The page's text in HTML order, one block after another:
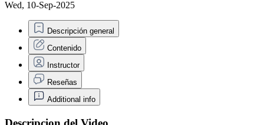
Wed, 10-Sep-2025
Descripción general
Contenido
Instructor
Reseñas
Additional info